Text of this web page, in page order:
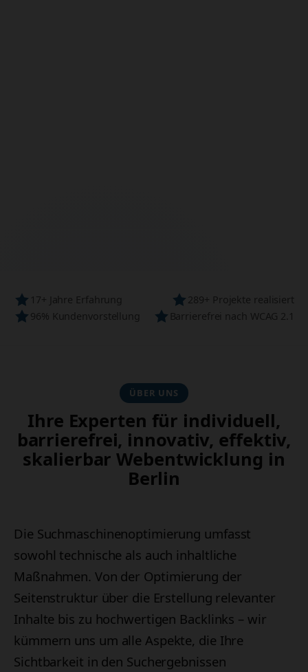
17+ Jahre Erfahrung
289+ Projekte realisiert
96% Kundenvorstellung
Barrierefrei nach WCAG 2.1
ÜBER UNS
Ihre Experten für individuell,
barrierefrei, innovativ, effektiv,
skalierbar Webentwicklung in
Berlin
Die Suchmaschinenoptimierung umfasst
sowohl technische als auch inhaltliche
Maßnahmen. Von der Optimierung der
Seitenstruktur über die Erstellung relevanter
Inhalte bis zu hochwertigen Backlinks – wir
kümmern uns um alle Aspekte, die Ihre
Sichtbarkeit in den Suchergebnissen